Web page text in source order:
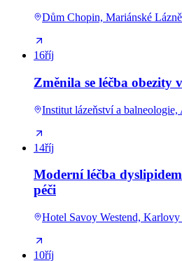
Dům Chopin, Mariánské Lázně
16říj
Změnila se léčba obezity
Institut lázeňství a
14říj
Moderní léčba
péči
Hotel Savoy Westend,
10říj